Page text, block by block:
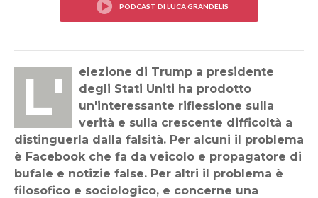
L'elezione di Trump a presidente
degli Stati Uniti ha prodotto
un'interessante riflessione sulla
verità e sulla crescente difficoltà a
distinguerla dalla falsità. Per alcuni il problema
è Facebook che fa da veicolo e propagatore di
bufale e notizie false. Per altri il problema è
filosofico e sociologico, e concerne una